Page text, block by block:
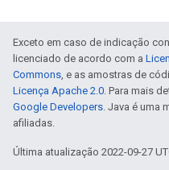
Exceto em caso de indicação
licenciado de acordo com a
Commons, e as amostras de
Licença Apache 2.0. Para mais
Google Developers. Java é uma
afiliadas.
Última atualização 2022-09-27